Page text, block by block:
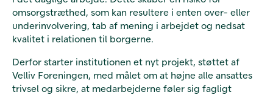
omsorgstræthed, som kan resultere i enten over- eller
underinvolvering, tab af mening i arbejdet og nedsat
kvalitet i relationen til borgerne.
Derfor starter institutionen et nyt projekt, støttet af
Velliv Foreningen, med målet om at højne alle ansattes
trivsel og sikre, at medarbejderne føler sig fagligt